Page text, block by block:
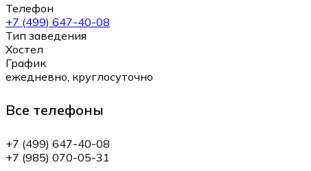
Телефон
+7 (499) 647-40-08
Тип заведения
Хостел
График
ежедневно, круглосуточно
Все телефоны
+7 (499) 647-40-08
+7 (985) 070-05-31